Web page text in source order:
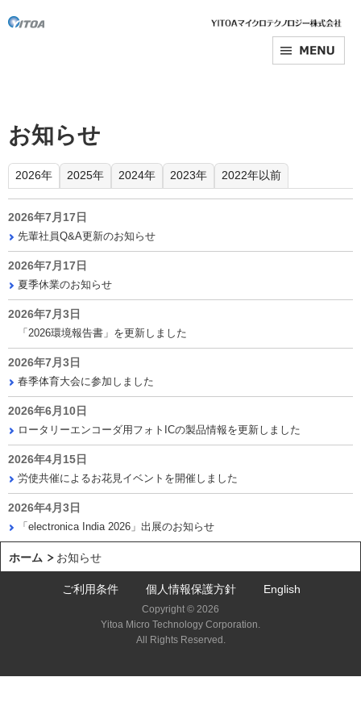
お知らせ
2026年 2025年 2024年 2023年 2022年以前
2026年7月17日
先輩社員Q&A更新のお知らせ
2026年7月17日
夏季休業のお知らせ
2026年7月3日
「2026環境報告書」を更新しました
2026年7月3日
春季体育大会に参加しました
2026年6月10日
ロータリーエンコーダ用フォトICの製品情報を更新しました
2026年4月15日
労使共催によるお花見イベントを開催しました
2026年4月3日
「electronica India 2026」出展のお知らせ
ホーム お知らせ
ご利用条件 個人情報保護方針 English
Copyright © 2026
Yitoa Micro Technology Corporation.
All Rights Reserved.